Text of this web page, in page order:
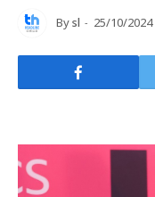
Bysl 25/10/2024